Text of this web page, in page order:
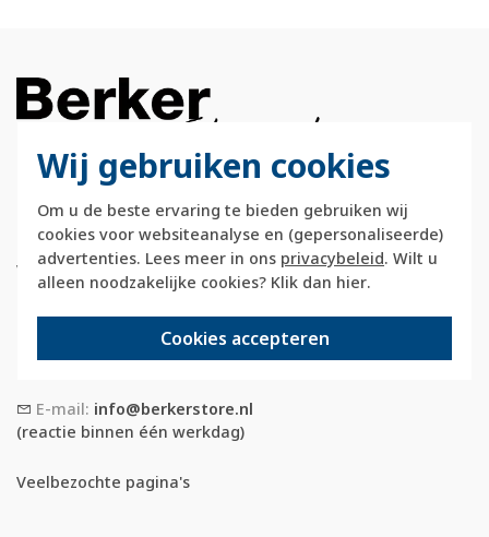
Wij gebruiken cookies
Om u de beste ervaring te bieden gebruiken wij
cookies voor websiteanalyse en (gepersonaliseerde)
advertenties. Lees meer in ons privacybeleid. Wilt u
alleen noodzakelijke cookies? Klik dan hier.
Cookies accepteren
Berkerstore.nl is onderdeel van e-Stores
International B.V. en geen webwinkel of
onderdeel van Hager
Vertriebsgesellschaft GmbH & Co. KG.
Telefoon:088 28 29 333
(maandag t/m vrijdag, 09:00 tot 12:00 en
13:00 tot 17:00 uur)
E-mail: info@berkerstore.nl
(reactie binnen één werkdag)
Veelbezochte pagina's